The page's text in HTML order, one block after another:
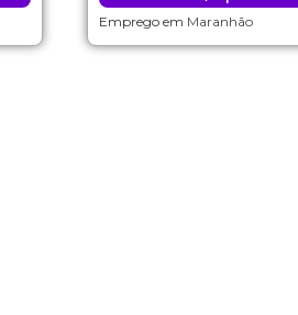
Emprego em Maranhão